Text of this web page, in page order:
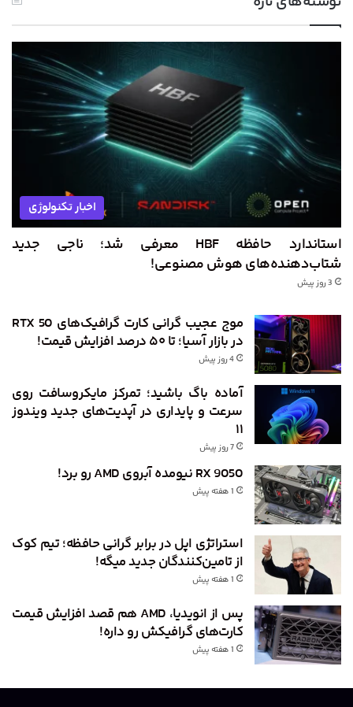
اخبار تکنولوژی
استاندارد حافظه HBF معرفی شد؛ ناجی جدید
شتاب‌دهنده‌های هوش مصنوعی!
3 روز پیش
موج عجیب گرانی کارت گرافیک‌های RTX 50
در بازار آسیا؛ تا ۵۰ درصد افزایش قیمت!
4 روز پیش
آماده باگ باشید؛ تمرکز مایکروسافت روی
سرعت و پایداری در آپدیت‌های جدید ویندوز
۱۱
7 روز پیش
RX 9050 نیومده آبروی AMD رو برد!
1 هفته پیش
استراتژی اپل در برابر گرانی حافظه؛ تیم کوک
از تامین‌کنندگان جدید میگه!
1 هفته پیش
پس از انویدیا، AMD هم قصد افزایش قیمت
کارت‌های گرافیکش رو داره!
1 هفته پیش